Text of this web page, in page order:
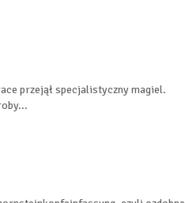
przejął specjalistyczny magiel.